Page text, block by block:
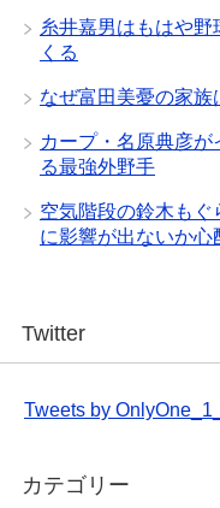
糸井嘉男はもはや野
くる
なぜ富田美憂の家
カープ・名原典彦
る最強外野手
空気階段の鈴木もぐ
に影響が出ないか心
Twitter
Tweets by OnlyOne_1_
カテゴリー